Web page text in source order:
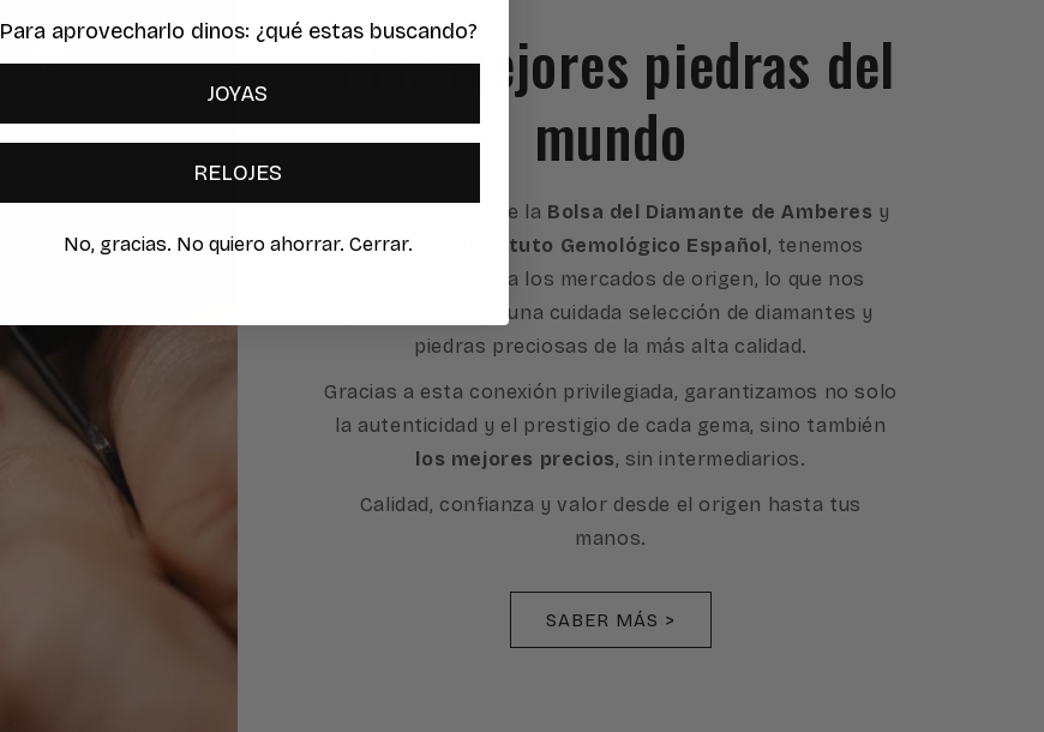
a las mejores piedras del
mundo
Como miembros de la Bolsa del Diamante de Amberes y
socios del
Instituto Gemológico Español, tenemos
acceso directo a los mercados de origen, lo que nos
permite ofrecer una cuidada selección de diamantes y
piedras preciosas de la más alta calidad.
Gracias a esta conexión privilegiada, garantizamos no solo
la autenticidad y el prestigio de cada gema, sino también
los mejores precios, sin intermediarios.
Calidad, confianza y valor desde el origen hasta tus
manos.
SABER MÁS >
Para aprovecharlo dinos: ¿qué estas buscando?
JOYAS
RELOJES
No, gracias. No quiero ahorrar. Cerrar.